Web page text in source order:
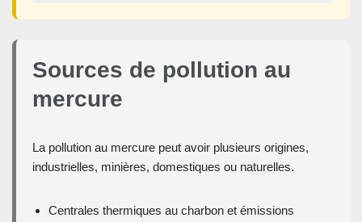
Sources de pollution au
mercure
La pollution au mercure peut avoir plusieurs origines,
industrielles, minières, domestiques ou naturelles.
Centrales thermiques au charbon et émissions